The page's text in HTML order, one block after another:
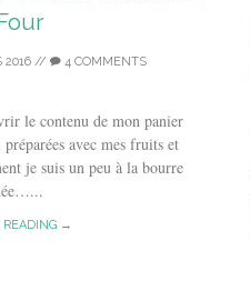
2016 // 4 COMMENTS
le contenu de mon panier
avec mes fruits et
je suis un peu à la bourre
→